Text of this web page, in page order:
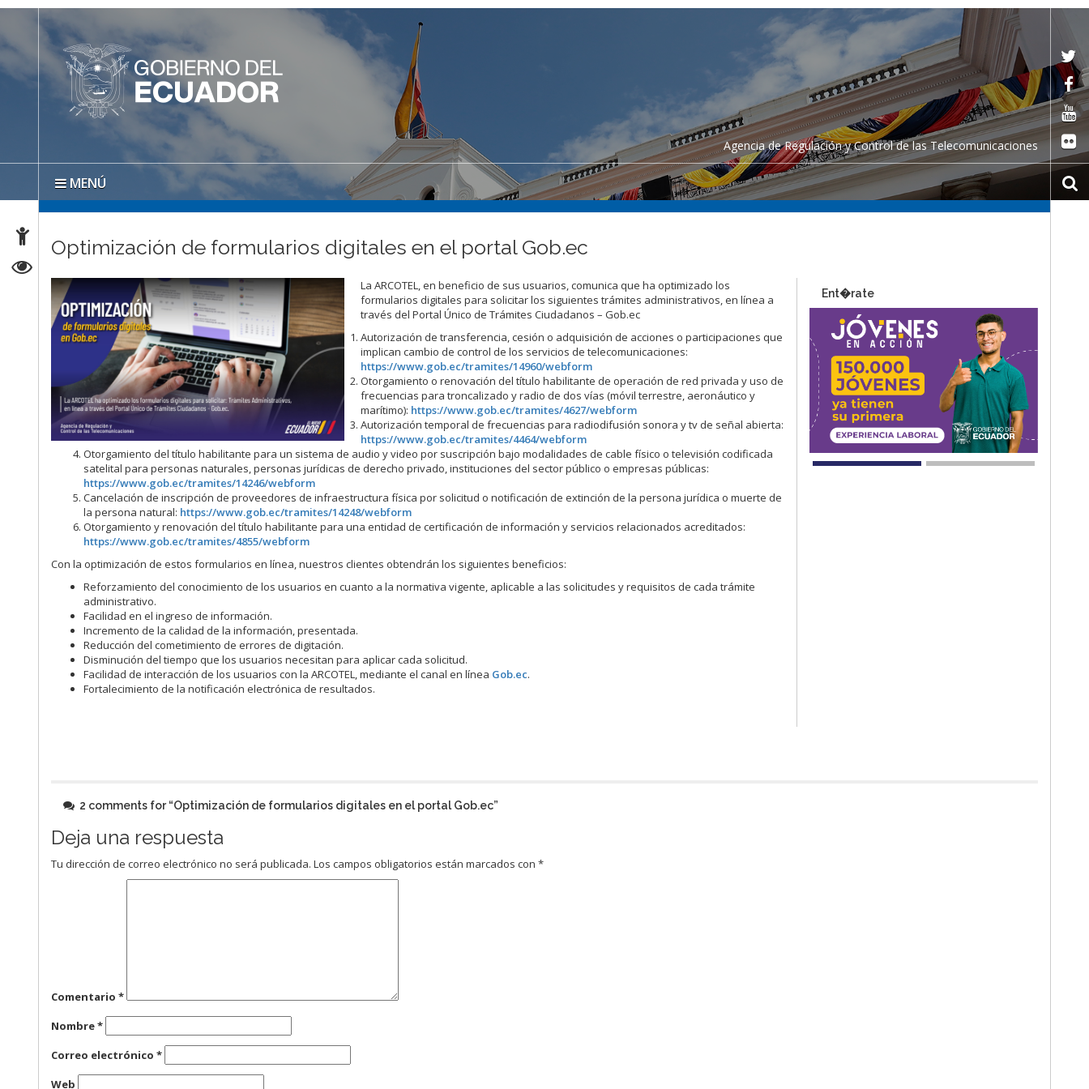
Agencia de Regulación y Control de las Telecomunicaciones
MENÚ
Optimización de formularios digitales en el portal Gob.ec
La ARCOTEL, en beneficio de sus usuarios, comunica que ha optimizado los
formularios digitales para solicitar los siguientes trámites administrativos, en línea a
través del Portal Único de Trámites Ciudadanos – Gob.ec
Autorización de transferencia, cesión o adquisición de acciones o participaciones que
implican cambio de control de los servicios de telecomunicaciones:
https://www.gob.ec/tramites/14960/webform
Otorgamiento o renovación del título habilitante de operación de red privada y uso de
frecuencias para troncalizado y radio de dos vías (móvil terrestre, aeronáutico y
marítimo): https://www.gob.ec/tramites/4627/webform
Autorización temporal de frecuencias para radiodifusión sonora y tv de señal abierta:
https://www.gob.ec/tramites/4464/webform
Otorgamiento del título habilitante para un sistema de audio y video por suscripción bajo modalidades de cable físico o televisión codificada
satelital para personas naturales, personas jurídicas de derecho privado, instituciones del sector público o empresas públicas:
https://www.gob.ec/tramites/14246/webform
Cancelación de inscripción de proveedores de infraestructura física por solicitud o notificación de extinción de la persona jurídica o muerte de
la persona natural: https://www.gob.ec/tramites/14248/webform
Otorgamiento y renovación del título habilitante para una entidad de certificación de información y servicios relacionados acreditados:
https://www.gob.ec/tramites/4855/webform
Con la optimización de estos formularios en línea, nuestros clientes obtendrán los siguientes beneficios:
Reforzamiento del conocimiento de los usuarios en cuanto a la normativa vigente, aplicable a las solicitudes y requisitos de cada trámite
administrativo.
Facilidad en el ingreso de información.
Incremento de la calidad de la información, presentada.
Reducción del cometimiento de errores de digitación.
Disminución del tiempo que los usuarios necesitan para aplicar cada solicitud.
Facilidad de interacción de los usuarios con la ARCOTEL, mediante el canal en línea Gob.ec.
Fortalecimiento de la notificación electrónica de resultados.
Ent�rate
2 comments for “Optimización de formularios digitales en el portal Gob.ec”
Deja una respuesta
Tu dirección de correo electrónico no será publicada. Los campos obligatorios están marcados con*
Comentario*
Nombre*
Correo electrónico*
Web